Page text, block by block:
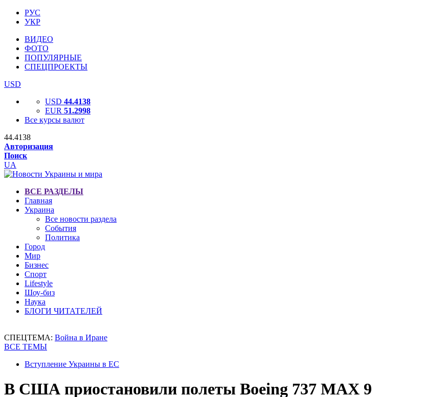
РУС
УКР
ВИДЕО
ФОТО
ПОПУЛЯРНЫЕ
СПЕЦПРОЕКТЫ
USD
USD 44.4138
EUR 51.2998
Все курсы валют
44.4138
Авторизация
Поиск
UA
ВСЕ РАЗДЕЛЫ
Главная
Украина
Все новости раздела
События
Политика
Город
Мир
Бизнес
Спорт
Lifestyle
Шоу-биз
Наука
БЛОГИ ЧИТАТЕЛЕЙ
СПЕЦТЕМА: Война в Иране
ВСЕ ТЕМЫ
Вступление Украины в ЕС
В США приостановили полеты Boeing 737 MAX 9